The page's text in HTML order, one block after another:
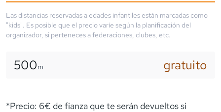
Las distancias reservadas a edades infantiles están marcadas como
"kids". Es posible que el precio varíe según la planificación del
organizador, si perteneces a federaciones, clubes, etc.
500m gratuito
*Precio: 6€ de fianza que te serán devueltos si